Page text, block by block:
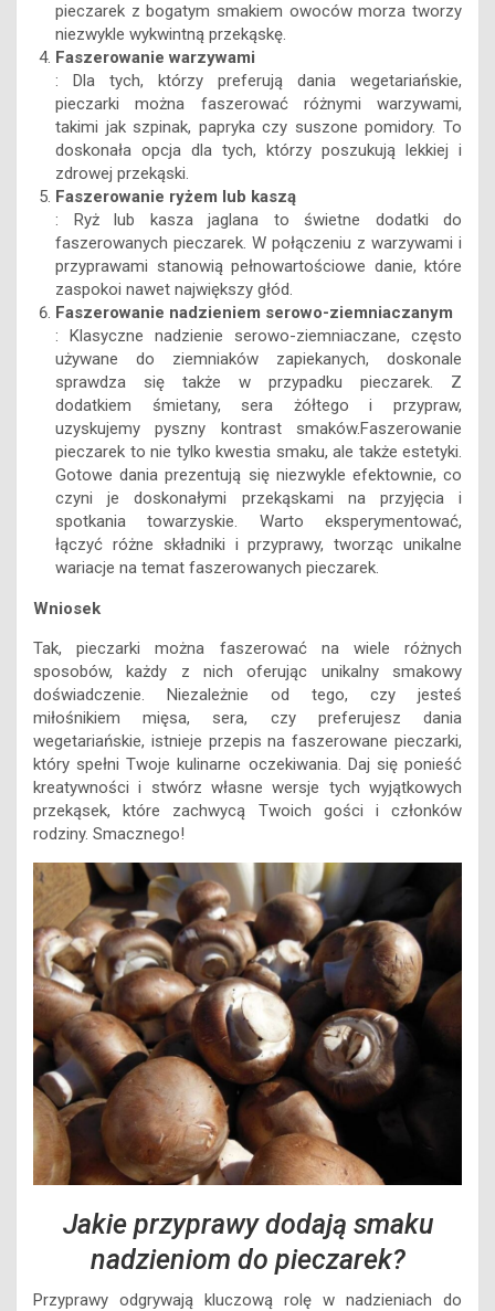
pieczarek z bogatym smakiem owoców morza tworzy
niezwykle wykwintną przekąskę.
Faszerowanie warzywami
: Dla tych, którzy preferują dania wegetariańskie,
pieczarki można faszerować różnymi warzywami,
takimi jak szpinak, papryka czy suszone pomidory. To
doskonała opcja dla tych, którzy poszukują lekkiej i
zdrowej przekąski.
Faszerowanie ryżem lub kaszą
: Ryż lub kasza jaglana to świetne dodatki do
faszerowanych pieczarek. W połączeniu z warzywami i
przyprawami stanowią pełnowartościowe danie, które
zaspokoi nawet największy głód.
Faszerowanie nadzieniem serowo-ziemniaczanym
: Klasyczne nadzienie serowo-ziemniaczane, często
używane do ziemniaków zapiekanych, doskonale
sprawdza się także w przypadku pieczarek. Z
dodatkiem śmietany, sera żółtego i przypraw,
uzyskujemy pyszny kontrast smaków.Faszerowanie
pieczarek to nie tylko kwestia smaku, ale także estetyki.
Gotowe dania prezentują się niezwykle efektownie, co
czyni je doskonałymi przekąskami na przyjęcia i
spotkania towarzyskie. Warto eksperymentować,
łączyć różne składniki i przyprawy, tworząc unikalne
wariacje na temat faszerowanych pieczarek.
Wniosek
Tak, pieczarki można faszerować na wiele różnych
sposobów, każdy z nich oferując unikalny smakowy
doświadczenie. Niezależnie od tego, czy jesteś
miłośnikiem mięsa, sera, czy preferujesz dania
wegetariańskie, istnieje przepis na faszerowane pieczarki,
który spełni Twoje kulinarne oczekiwania. Daj się ponieść
kreatywności i stwórz własne wersje tych wyjątkowych
przekąsek, które zachwycą Twoich gości i członków
rodziny. Smacznego!
Jakie przyprawy dodają smaku
nadzieniom do pieczarek?
Przyprawy odgrywają kluczową rolę w nadzieniach do